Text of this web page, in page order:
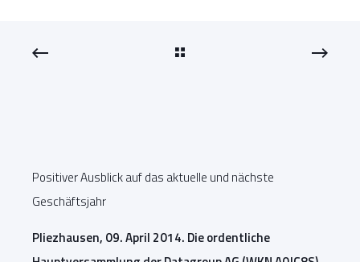
Positiver Ausblick auf das aktuelle und nächste
Geschäftsjahr
Pliezhausen, 09. April 2014. Die ordentliche